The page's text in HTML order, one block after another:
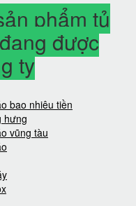
phẩm tủ
được
ty
bao nhiêu tiền
hưng
vũng tàu